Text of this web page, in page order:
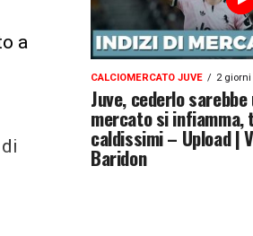
a
CALCIOMERCATO JUVE 2 giorni
Juve, cederlo
mercato si infiamma,
caldissimi – Upload |
Baridon